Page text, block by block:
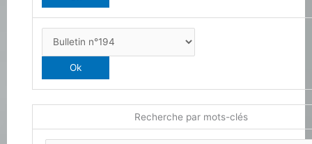
Recherche par mots-clés